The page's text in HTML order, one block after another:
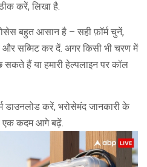
करें, लिखा है.
बहुत आसान है – सही फ़ॉर्म चुनें,
सब्मिट कर दें. अगर किसी भी चरण में
हैं या हमारी हेल्पलाइन पर कॉल
डाउनलोड करें, भरोसेमंद जानकारी के
एक कदम आगे बढ़ें.